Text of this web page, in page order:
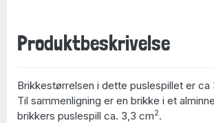
Produktbeskrivelse
Brikkestørrelsen i dette puslespillet er ca
Til sammenligning er en brikke i et
brikkers puslespill ca. 3,3 cm2.